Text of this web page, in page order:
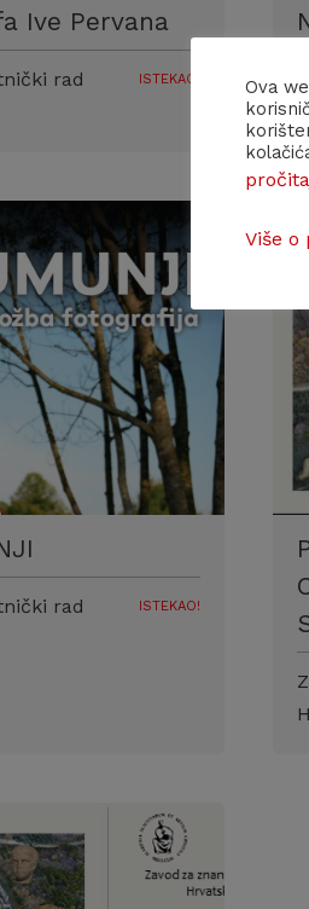
Ive Pervana
rad
ISTEKAO!
rad
ISTEKAO!
Ova
Više o